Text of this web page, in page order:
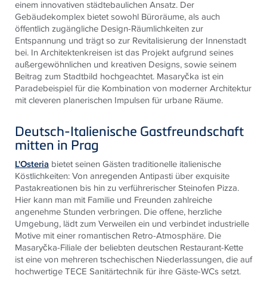
einem innovativen städtebaulichen Ansatz. Der
Gebäudekomplex bietet sowohl Büroräume, als auch
öffentlich zugängliche Design-Räumlichkeiten zur
Entspannung und trägt so zur Revitalisierung der Innenstadt
bei. In Architektenkreisen ist das Projekt aufgrund seines
außergewöhnlichen und kreativen Designs, sowie seinem
Beitrag zum Stadtbild hochgeachtet. Masaryčka ist ein
Paradebeispiel für die Kombination von moderner Architektur
mit cleveren planerischen Impulsen für urbane Räume.
Deutsch-Italienische Gastfreundschaft
mitten in Prag
L'Osteria bietet seinen Gästen traditionelle italienische
Köstlichkeiten: Von anregenden Antipasti über exquisite
Pastakreationen bis hin zu verführerischer Steinofen Pizza.
Hier kann man mit Familie und Freunden zahlreiche
angenehme Stunden verbringen. Die offene, herzliche
Umgebung, lädt zum Verweilen ein und verbindet industrielle
Motive mit einer romantischen Retro-Atmosphäre. Die
Masaryčka-Filiale der beliebten deutschen Restaurant-Kette
ist eine von mehreren tschechischen Niederlassungen, die auf
hochwertige TECE Sanitärtechnik für ihre Gäste-WCs setzt.